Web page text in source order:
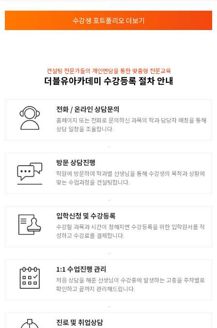
- Xref 사용 및 피드백 수정 작업
- Divide Measure, Isometric 사용법 학습
- JCAT 자격 시험 구성 및 응시조건과 출제 유형 확인
- MVIEW, MVSETUP 배치공간 작성하는 요령 파악
- CAT 2급 기출문제 풀이 및 설명
- 배치공간 완성 방법 설명
수강생 포트폴리오 더보기
컨설팅 전문가들의 개인면담을 통한 맞춤형 전문교육
더블유아카데미 수강등록 절차 안내
전화 / 온라인 상담문의
홈페이지 또는 전화로 문의하신 과목의 학과 담당자 매칭을 통해
상담 일정을 조율합니다.
방문 상담진행
학원에 방문하여 학과별 선생님을 통해 수강생의 목적과 상황에
맞는 수업과정을 컨설팅합니다.
입학신청 및 수강등록
수강할 과목과 시간이 정해지면 수강등록을 위한 입학원서를 작
성하고 수강료를 결제합니다.
1:1 수업진행 관리
처음 상담을 해준 선생님이 수강중에 발생하는 고충을 주차별로
확인하고 끝까지 관리해드립니다.
진로 및 취업상담